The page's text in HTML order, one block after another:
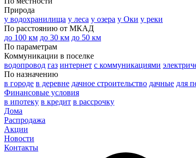
Природа
у водохранилища у леса у озера у Оки у реки
По расстоянию от МКАД
до 100 км до 30 км до 50 км
По параметрам
Коммуникации в поселке
водопровод газ интернет с коммуникациями
По назначению
в городе в деревне дачное строительство дачные для
Финансовые условия
в ипотеку в кредит в рассрочку
Дома
Распродажа
Акции
Новости
Контакты